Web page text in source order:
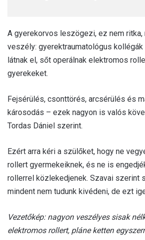
A gyerekorvos leszögezi, ez nem
veszély: gyerektraumatológus
látnak el, sőt operálnak elektromos
gyerekeket.
Fejsérülés, csonttörés, arcsérülés és
károsodás – ezek nagyon is valós
Tordas Dániel szerint.
Ezért arra kéri a szülőket, hogy ne
rollert gyermekeiknek, és ne is
rollerrel közlekedjenek. Szavai szerint
mindent nem tudunk kivédeni, de ezt
Vezetőkép: nagyon veszélyes sisak
elektromos rollert, pláne ketten